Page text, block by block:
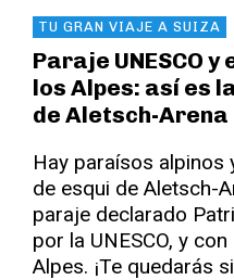
TU GRAN VIAJE A SUIZA
Paraje UNESCO
los Alpes: así es
de Aletsch-Arena
Hay paraísos alpinos
de esqui de Aletsch-
paraje declarado
por la UNESCO, y
Alpes. ¡Te quedarás